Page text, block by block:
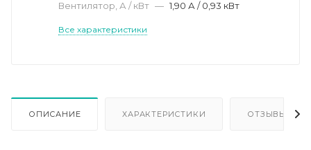
Вентилятор, А / кВт — 1,90 А / 0,93 кВт
Все характеристики
ОПИСАНИЕ ХАРАКТЕРИСТИКИ ОТЗЫВЫ